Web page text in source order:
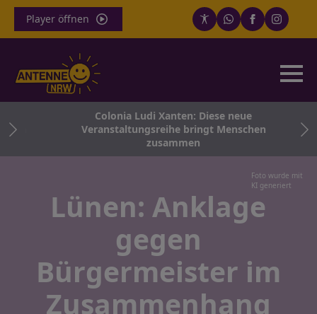
Player öffnen
Colonia Ludi Xanten: Diese neue
Veranstaltungsreihe bringt Menschen
zusammen
Foto wurde mit
KI generiert
Lünen: Anklage
gegen
Bürgermeister im
Zusammenhang